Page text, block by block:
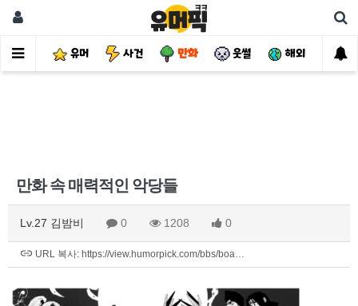
유머 사건 만화 웃썰 해외 핫
만화 속 매력적인 악당들
Lv.27 김밤비 0 1208 0
URL 복사: https://view.humorpick.com/bbs/boa…